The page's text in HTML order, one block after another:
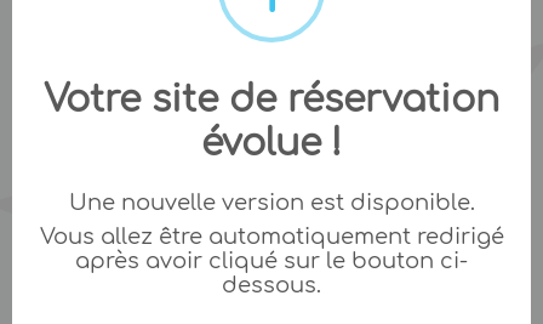
Votre site de réservation
évolue !
Une nouvelle version est disponible.
Vous allez être automatiquement redirigé
après avoir cliqué sur le bouton ci-
dessous.